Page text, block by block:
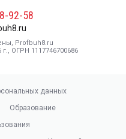
92-58
Profbuh8.ru
ОГРН 1117746700686
данных
Образование